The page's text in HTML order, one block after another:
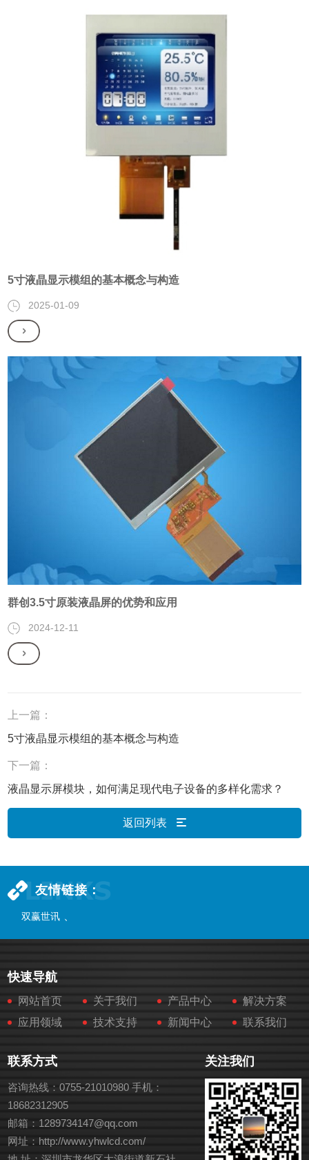
5寸液晶显示模组的基本概念与构造
2025-01-09
群创3.5寸原装液晶屏的优势和应用
2024-12-11
上一篇：
5寸液晶显示模组的基本概念与构造
下一篇：
液晶显示屏模块，如何满足现代电子设备的多样化需求？
返回列表
友情链接：
双赢世讯
快速导航
网站首页 关于我们 产品中心
解决方案
应用领域
技术支持 新闻中心 联系我们
联系方式
咨询热线：0755-21010980 手机：
18682312905
邮箱： 1289734147@qq.com
网址： http://www.yhwlcd.com/
关注我们